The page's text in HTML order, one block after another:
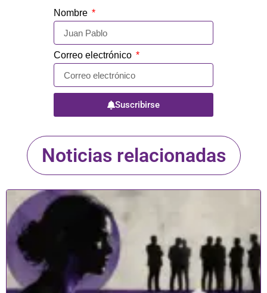
Nombre
Correo electrónico
Suscribirse
Noticias relacionadas